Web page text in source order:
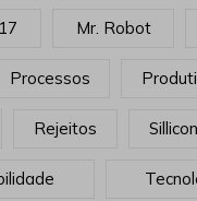
Mr. Robot
Processos
Rejeitos